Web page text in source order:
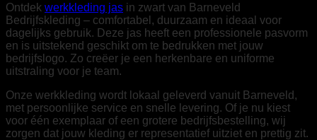
Ontdek werkkleding jas in zwart van Barneveld
Bedrijfskleding – comfortabel, duurzaam en ideaal voor
dagelijks gebruik. Deze jas heeft een professionele pasvorm
en is uitstekend geschikt om te bedrukken met jouw
bedrijfslogo. Zo creëer je een herkenbare en uniforme
uitstraling voor je team.
Onze werkkleding wordt lokaal geleverd vanuit Barneveld,
met persoonlijke service en snelle levering. Of je nu kiest
voor één exemplaar of een grotere bedrijfsbestelling, wij
zorgen dat jouw kleding er representatief uitziet en prettig zit.